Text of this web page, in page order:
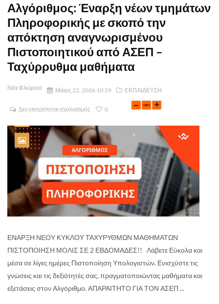
Αλγόριθμος: Έναρξη νέων τμημάτων
Πληροφορικής με σκοπό την
απόκτηση αναγνωρισμένου
Πιστοποιητικού από ΑΣΕΠ –
Ταχύρρυθμα μαθήματα
Νέα Φλώρινα Μάιος 22, 2026 10:59 ΕΚΠΑΙΔΕΥΣΗ
Δεν επιτρέπεται σχολιασμός 0
ΕΝΑΡΞΗ ΝΕΟΥ ΚΥΚΛΟΥ ΤΑΧΥΡΥΘΜΩΝ ΜΑΘΗΜΑΤΩΝ
ΠΙΣΤΟΠΟΙΗΣΗ ΜΟΛΙΣ ΣΕ 2 ΕΒΔΟΜΑΔΕΣ!! Λάβετε Εύκολα και
μέσα σε λίγες ημέρες Πιστοποίηση Υπολογιστών. Ενισχύστε τις
γνώσεις και τις δεξιότητές σας, πραγματοποιώντας μαθήματα και
εξετάσεις στον Αλγόριθμο. ΑΠΑΡΑΙΤΗΤΟ ΓΙΑ ΤΟΝ ΑΣΕΠ ...